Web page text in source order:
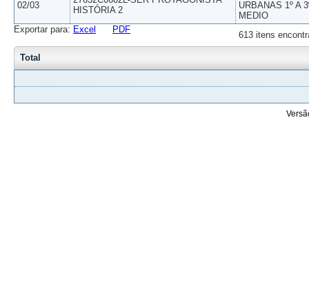
02/03
HISTÓRIA 2
URBANAS 1º A
MEDIO
613 itens
Exportar para: Excel PDF
Total